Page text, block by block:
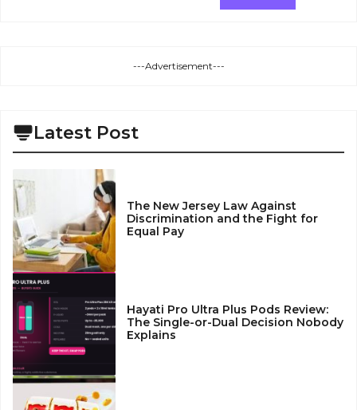
---Advertisement---
Latest Post
The New Jersey Law Against
Discrimination and the Fight for
Equal Pay
Hayati Pro Ultra Plus Pods Review:
The Single-or-Dual Decision Nobody
Explains